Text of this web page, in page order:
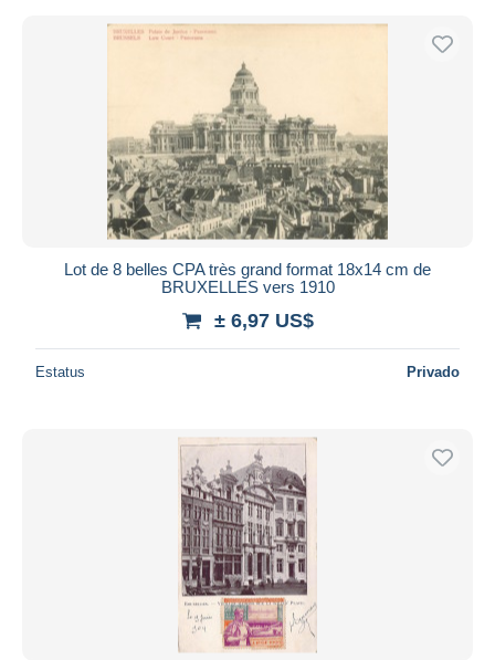
Lot de 8 belles CPA très grand format 18x14 cm de
BRUXELLES vers 1910
± 6,97 US$
Estatus Privado